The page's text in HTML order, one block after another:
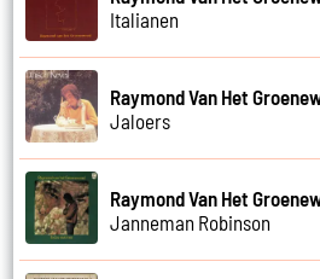
Italianen
Raymond Van Het
Jaloers
Raymond Van Het
Janneman Robinson